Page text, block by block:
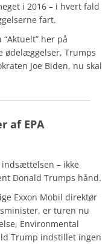
i 2016 – i hvert fald
fart.
her på
ødelæggelser, Trumps
Joe Biden, nu skal
af EPA
– ikke
Donald Trumps hånd.
Exxon Mobil direktør
er turen nu
Environmental
Trump indstillet ingen